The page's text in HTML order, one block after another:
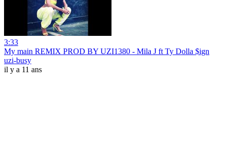
3:33
My main REMIX PROD BY UZI1380 - Mila J ft Ty Dolla $ign
uzi-busy
il y a 11 ans